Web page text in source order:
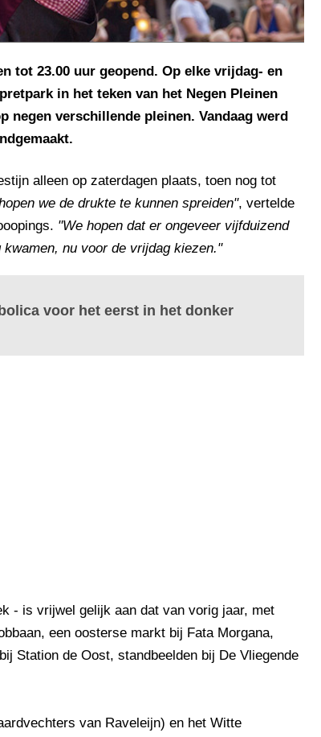
tot 23.00 uur geopend. Op elke vrijdag- en
in het teken van het Negen Pleinen
negen verschillende pleinen. Vandaag werd
alleen op zaterdagen plaats, toen nog tot
we de drukte te kunnen spreiden", vertelde
"We hopen dat er ongeveer vijfduizend
nu voor de vrijdag kiezen."
voor het eerst in het donker
- is vrijwel gelijk aan dat van vorig jaar, met
een oosterse markt bij Fata Morgana,
Station de Oost, standbeelden bij De Vliegende
van Raveleijn) en het Witte